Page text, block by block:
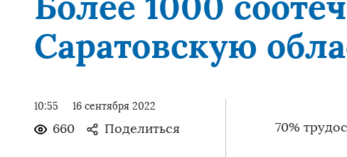
Саратовскую
10:55 16 сентября 2022
660 Поделиться 70%